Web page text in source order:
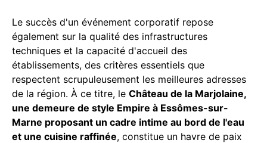
Le succès d'un événement corporatif repose
également sur la qualité des infrastructures
techniques et la capacité d'accueil des
établissements, des critères essentiels que
respectent scrupuleusement les meilleures adresses
de la région. À ce titre, le Château de la Marjolaine,
une demeure de style Empire à Essômes-sur-
Marne proposant un cadre intime au bord de l'eau
et une cuisine raffinée, constitue un havre de paix